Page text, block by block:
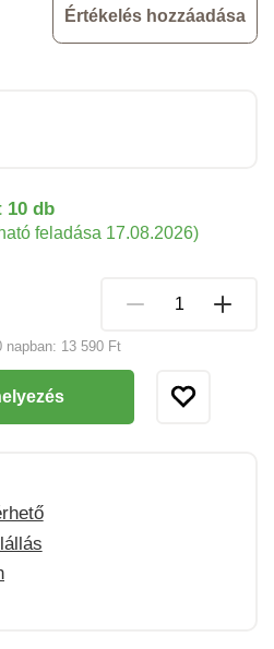
Értékelés hozzáadása
napban: 13 590 Ft
10 db
feladása 17.08.2026)